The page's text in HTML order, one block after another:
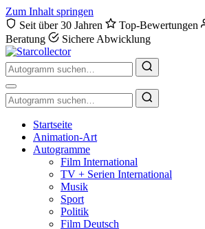
Zum Inhalt springen
Seit über 30 Jahren
Top-Bewertungen
Beratung
Sichere Abwicklung
Suche
nach
Autogrammen
Suche
nach
Autogrammen
Startseite
Animation-Art
Autogramme
Film International
TV + Serien International
Musik
Sport
Politik
Film Deutsch